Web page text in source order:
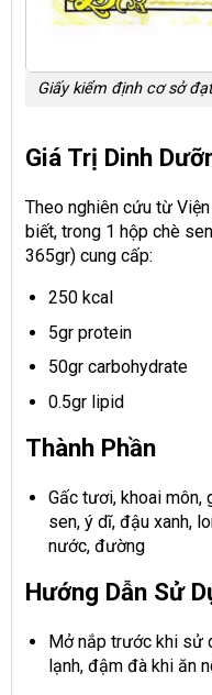
Giấy kiểm định cơ sở
Giá Trị Dinh
Theo nghiên cứu từ
biết, trong 1 hộp chè
365gr) cung cấp:
250 kcal
5gr protein
50gr carbohydrate
0.5gr lipid
Thành Phần
Gấc tươi, khoai môn,
sen, ý dĩ, đậu xanh,
nước, đường
Hướng Dẫn Sử
Mở nắp trước khi sử
lạnh, đậm đà khi ăn